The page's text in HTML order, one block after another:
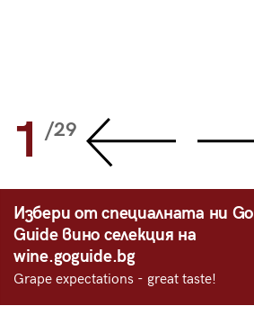
1 /29
Избери от специалната ни Go
Guide вино селекция на
wine.goguide.bg
Grape expectations - great taste!